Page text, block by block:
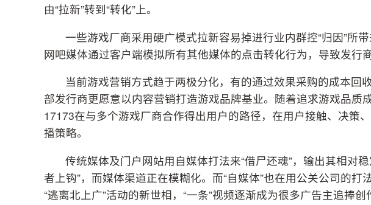
由“拉新”转到“转化”上。
一些游戏厂商采用硬广模式拉新容易掉进行业内群控“归因”所
网吧媒体通过客户端模拟所有其他媒体的点击转化行为，导致发行
当前游戏营销方式趋于两极分化，有的通过效果采购的成本回
部发行商更愿意以内容营销打造游戏品牌基业。随着追求游戏品质
17173在与多个游戏厂商合作得出用户的路径，在用户接触、决策
播策略。
传统媒体及门户网站用自媒体打法来“借尸还魂”，输出其相对
者上钩”，而媒体渠道正在模糊化。而“自媒体”也在用公关公司的打
“逃离北上广”活动的新世相，“一条”视频逐渐成为很多广告主追捧